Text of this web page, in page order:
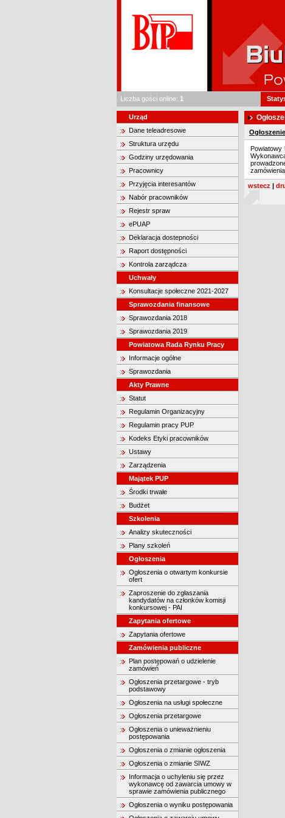
Liczba gości online: 1
Urząd
Dane teleadresowe
Struktura urzędu
Godziny urzędowania
Pracownicy
Przyjęcia interesantów
Nabór pracowników
Rejestr spraw
ePUAP
Deklaracja dostepności
Raport dostępności
Kontrola zarządcza
Uchwały
Konsultacje społeczne 2021-2027
Sprawozdania finansowe
Sprawozdania 2018
Sprawozdania 2019
Powiatowa Rada Rynku Pracy
Informacje ogólne
Sprawozdania
Akty Prawne
Statut
Regulamin Organizacyjny
Regulamin pracy PUP
Kodeks Etyki pracowników
Ustawy
Zarządzenia
Majątek PUP
Środki trwałe
Budżet
Szkolenia
Analizy skuteczności
Plany szkoleń
Ogłoszenia
Ogłoszenia o otwartym konkursie
ofert
Zaproszenie do zgłaszania
kandydatów na członków komisji
konkursowej - PAI
Zapytania ofertowe
Zapytania ofertowe
Zamówienia publiczne
Plan postępowań o udzielenie
zamówień
Ogłoszenia przetargowe - tryb
podstawowy
Ogłoszenia na usługi społeczne
Ogłoszenia przetargowe
Ogłoszenia o unieważnieniu
postępowania
Ogłoszenia o zmianie ogłoszenia
Ogłoszenia o zmianie SIWZ
Informacja o uchyleniu się przez
wykonawcę od zawarcia umowy w
sprawie zamówienia publicznego
Ogłoszenia o wyniku postępowania
Powiatowy
wstecz |